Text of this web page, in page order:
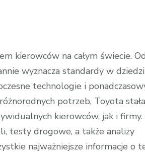
kierowców na całym świecie.
wyznacza standardy w
technologie i
potrzeb, Toyota
kierowców, jak i firmy.
testy drogowe, a także analizy
najważniejsze informacje o